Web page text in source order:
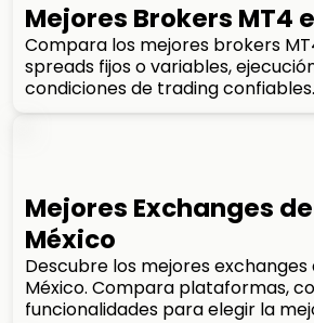
Mejores Brokers MT4
Compara los mejores brokers
spreads fijos o variables,
condiciones de trading confiables.
Mejores Exchanges
México
Descubre los mejores
México. Compara plataformas,
funcionalidades para elegir la